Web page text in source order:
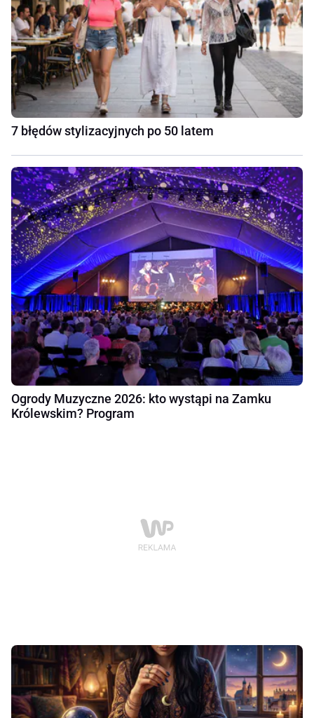
7 błędów stylizacyjnych po 50 latem
Ogrody Muzyczne 2026: kto wystąpi na Zamku
Królewskim? Program